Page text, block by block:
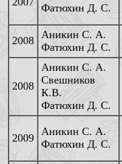
Фатюхин Д. С.
2008 Аникин С. А.
Фатюхин Д. С.
2008
Аникин С. А.
Свешников
К.В.
Фатюхин Д. С.
2009
Аникин С. А.
Фатюхин Д. С.